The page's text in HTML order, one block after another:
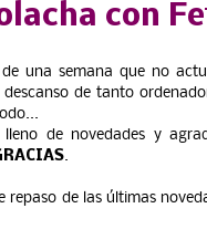
con
una semana que no
descanso de tanto
de novedades y
.
repaso de las últimas